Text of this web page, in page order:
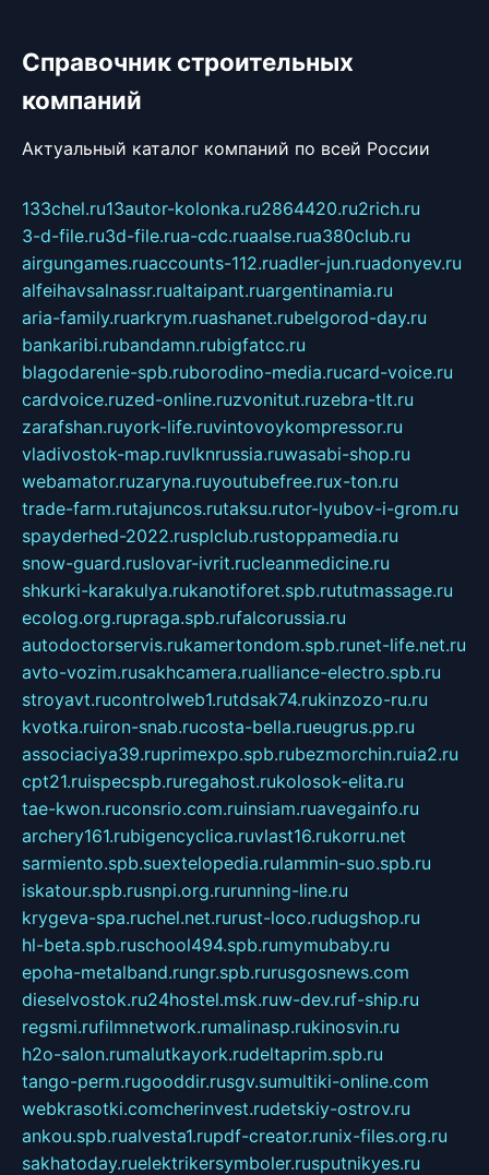
Справочник строительных
компаний
Актуальный каталог компаний по всей России
133chel.ru13autor-kolonka.ru2864420.ru2rich.ru
3-d-file.ru3d-file.rua-cdc.ruaalse.rua380club.ru
airgungames.ruaccounts-112.ruadler-jun.ruadonyev.ru
alfeihavsalnassr.rualtaipant.ruargentinamia.ru
aria-family.ruarkrym.ruashanet.rubelgorod-day.ru
bankaribi.rubandamn.rubigfatcc.ru
blagodarenie-spb.ruborodino-media.rucard-voice.ru
cardvoice.ruzed-online.ruzvonitut.ruzebra-tlt.ru
zarafshan.ruyork-life.ruvintovoykompressor.ru
vladivostok-map.ruvlknrussia.ruwasabi-shop.ru
webamator.ruzaryna.ruyoutubefree.rux-ton.ru
trade-farm.rutajuncos.rutaksu.rutor-lyubov-i-grom.ru
spayderhed-2022.rusplclub.rustoppamedia.ru
snow-guard.ruslovar-ivrit.rucleanmedicine.ru
shkurki-karakulya.rukanotiforet.spb.rututmassage.ru
ecolog.org.rupraga.spb.rufalcorussia.ru
autodoctorservis.rukamertondom.spb.runet-life.net.ru
avto-vozim.rusakhcamera.rualliance-electro.spb.ru
stroyavt.rucontrolweb1.rutdsak74.rukinzozo-ru.ru
kvotka.ruiron-snab.rucosta-bella.rueugrus.pp.ru
associaciya39.ruprimexpo.spb.rubezmorchin.ruia2.ru
cpt21.ruispecspb.ruregahost.rukolosok-elita.ru
tae-kwon.ruconsrio.com.ruinsiam.ruavegainfo.ru
archery161.rubigencyclica.ruvlast16.rukorru.net
sarmiento.spb.suextelopedia.rulammin-suo.spb.ru
iskatour.spb.rusnpi.org.rurunning-line.ru
krygeva-spa.ruchel.net.rurust-loco.rudugshop.ru
hl-beta.spb.ruschool494.spb.rumymubaby.ru
epoha-metalband.rungr.spb.rurusgosnews.com
dieselvostok.ru24hostel.msk.ruw-dev.ruf-ship.ru
regsmi.rufilmnetwork.rumalinasp.rukinosvin.ru
h2o-salon.rumalutkayork.rudeltaprim.spb.ru
tango-perm.rugooddir.rusgv.sumultiki-online.com
webkrasotki.comcherinvest.rudetskiy-ostrov.ru
ankou.spb.rualvesta1.rupdf-creator.runix-files.org.ru
sakhatoday.ruelektrikersymboler.rusputnikyes.ru